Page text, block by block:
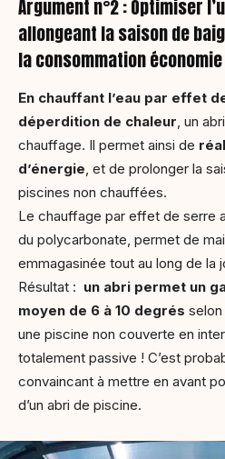
Argument n°2 : Optimiser
allongeant la saison de
la consommation
En chauffant l’eau par effet
déperdition de chaleur, un
chauffage. Il permet ainsi de
d’énergie, et de prolonger la
piscines non chauffées.
Le chauffage par effet de serre
du polycarbonate, permet de
emmagasinée tout au long de la
Résultat : un abri permet un
moyen de 6 à 10 degrés
une piscine non couverte en
totalement passive ! C’est
convaincant à mettre en avant
d’un abri de piscine.